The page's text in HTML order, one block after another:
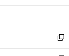
開
ウ
開
く
ン
ウ
で
開
ウ
ン
ド
ウ
新
し